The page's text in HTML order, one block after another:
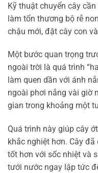
Kỹ thuật chuyển cây
làm tổn thương bộ rễ
chậu mới, đặt cây con
Một bước quan trọng
ngoài trời là quá trình
làm quen dần với ánh
ngoài phơi nắng vài giờ
gian trong khoảng một
Quá trình này giúp cây
khắc nghiệt hơn. Cây
tốt hơn với sốc nhiệt và
tưới nước ngay lập tức